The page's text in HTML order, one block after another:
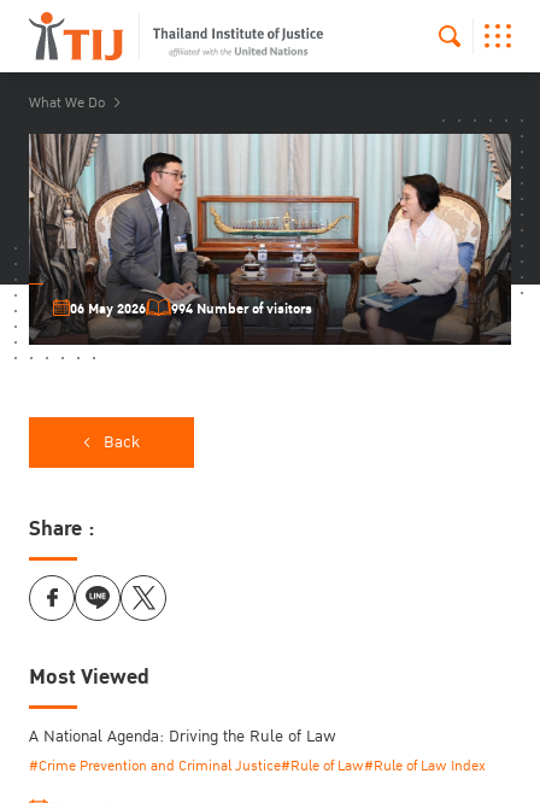
What We Do
06 May 2026 994 Number of visitors
Back
Share :
Most Viewed
A National Agenda: Driving the Rule of Law
#Crime Prevention and Criminal Justice#Rule of Law#Rule of Law Index